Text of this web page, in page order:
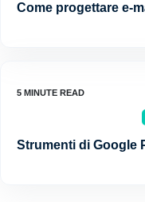
Come progettare e-
Strumenti di Google